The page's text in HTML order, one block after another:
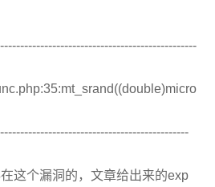
这个漏洞的，文章给出来的exp